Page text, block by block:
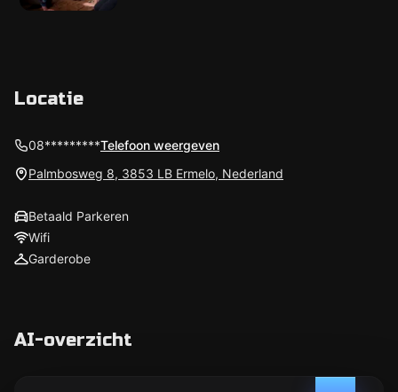
Locatie
08*********Telefoon weergeven
Palmbosweg 8, 3853 LB Ermelo, Nederland
Betaald Parkeren
Wifi
Garderobe
AI-overzicht